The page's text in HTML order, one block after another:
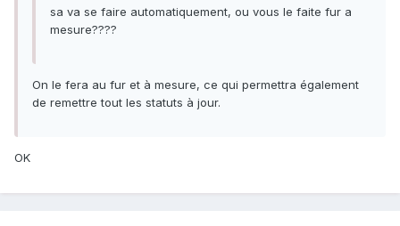
sa va se faire automatiquement, ou vous le faite fur a
mesure????
On le fera au fur et à mesure, ce qui permettra également
de remettre tout les statuts à jour.
OK